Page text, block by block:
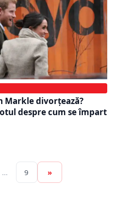
Markle divorțează?
despre cum se împart
… 9 »